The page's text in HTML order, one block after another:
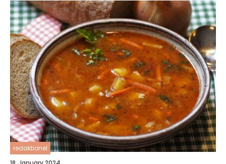
redaktionel